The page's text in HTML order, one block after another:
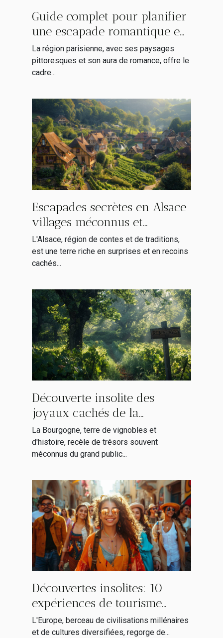
Guide complet pour planifier
une escapade romantique en
région parisienne
La région parisienne, avec ses paysages
pittoresques et son aura de romance, offre le
cadre...
Escapades secrètes en Alsace
villages méconnus et
itinéraires alternatifs
L'Alsace, région de contes et de traditions,
est une terre riche en surprises et en recoins
cachés...
Découverte insolite des
joyaux cachés de la
Bourgogne stratégies SEO
pour explorer hors des
sentiers battus
La Bourgogne, terre de vignobles et
d'histoire, recèle de trésors souvent
méconnus du grand public...
Découvertes insolites: 10
expériences de tourisme
alternatif en Europe
L'Europe, berceau de civilisations millénaires
et de cultures diversifiées, regorge de...